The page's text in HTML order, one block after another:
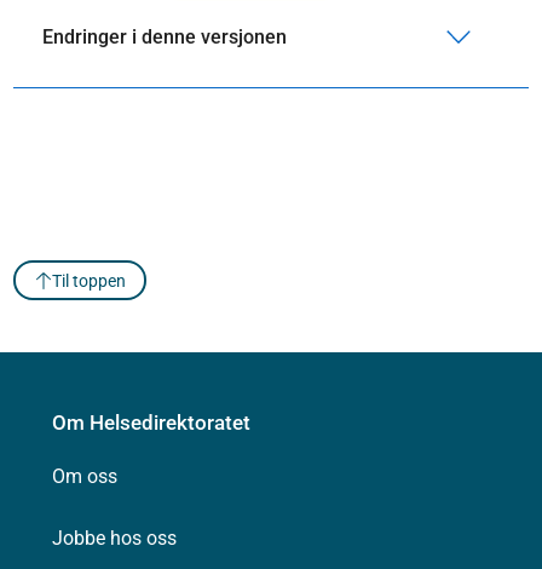
Endringer i denne versjonen
Til toppen
Om Helsedirektoratet
Om oss
Jobbe hos oss